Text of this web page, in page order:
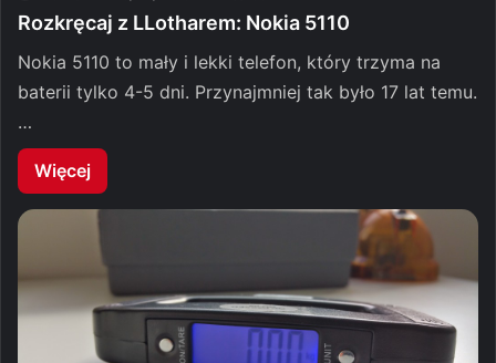
Rozkręcaj z LLotharem: Nokia 5110
Nokia 5110 to mały i lekki telefon, który trzyma na
baterii tylko 4-5 dni. Przynajmniej tak było 17 lat temu.
…
Więcej